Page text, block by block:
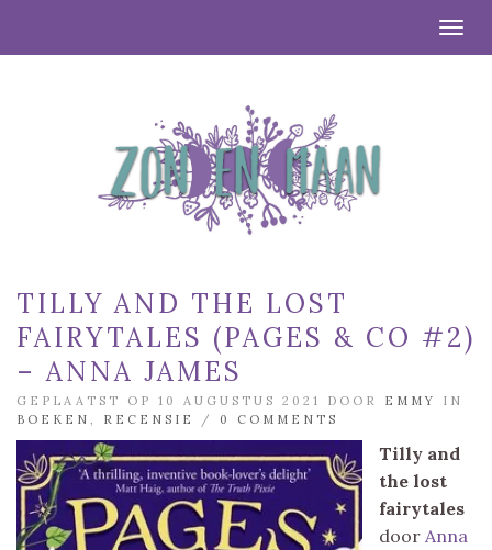
TILLY AND THE LOST
FAIRYTALES (PAGES & CO #2)
– ANNA JAMES
GEPLAATST OP 10 AUGUSTUS 2021 DOOR EMMY
IN
BOEKEN
RECENSIE / 0 COMMENTS
Tilly and
the lost
fairytales
door Anna